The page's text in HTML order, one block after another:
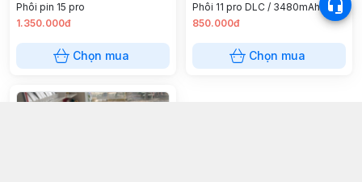
Phôi pin 15 pro
1.350.000đ
Chọn mua
Phôi 11 pro DLC / 3480mAh
850.000đ
Chọn mua